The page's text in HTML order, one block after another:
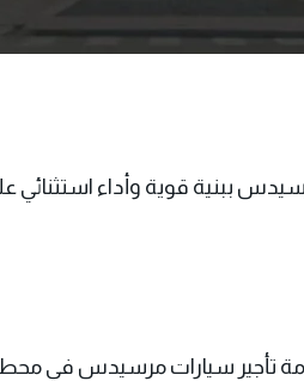
ببنية قوية وأداء استثنائي
تأجير سيارات مرسيدس في